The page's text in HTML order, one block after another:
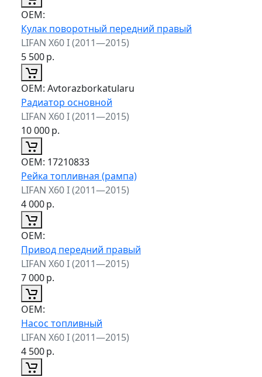
ОЕМ:
Кулак поворотный передний правый
LIFAN X60 I (2011—2015)
5 500р.
ОЕМ: Avtorazborkatularu
Радиатор основной
LIFAN X60 I (2011—2015)
10 000р.
ОЕМ: 17210833
Рейка топливная (рампа)
LIFAN X60 I (2011—2015)
4 000р.
ОЕМ:
Привод передний правый
LIFAN X60 I (2011—2015)
7 000р.
ОЕМ:
Насос топливный
LIFAN X60 I (2011—2015)
4 500р.